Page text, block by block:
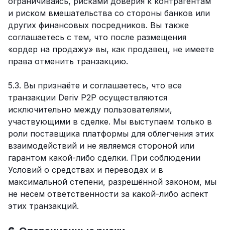
и риском вмешательства со стороны банков или
других финансовых посредников. Вы также
соглашаетесь с тем, что после размещения
«ордер на продажу» вы, как продавец, не имеете
права отменить транзакцию.
5.3. Вы признаёте и соглашаетесь, что все
транзакции Deriv P2P осуществляются
исключительно между пользователями,
участвующими в сделке. Мы выступаем только в
роли поставщика платформы для облегчения этих
взаимодействий и не являемся стороной или
гарантом какой-либо сделки. При соблюдении
Условий о средствах и переводах и в
максимальной степени, разрешённой законом, мы
не несем ответственности за какой-либо аспект
этих транзакций.